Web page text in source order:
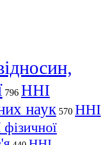
796 ННІ
наук 570 ННІ